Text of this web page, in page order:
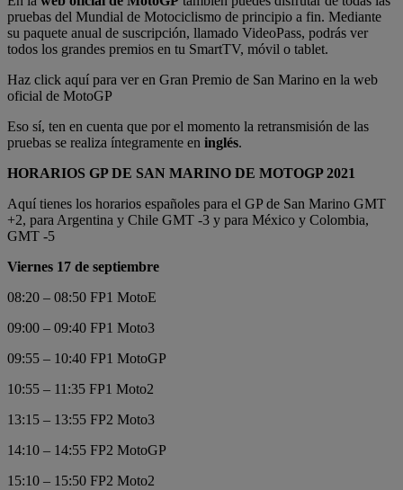
pruebas del Mundial de Motociclismo de principio a fin. Mediante
su paquete anual de suscripción, llamado VideoPass, podrás ver
todos los grandes premios en tu SmartTV, móvil o tablet.
Haz click aquí para ver en Gran Premio de San Marino en la web
oficial de MotoGP
Eso sí, ten en cuenta que por el momento la retransmisión de las
pruebas se realiza íntegramente en inglés.
HORARIOS GP DE SAN MARINO DE MOTOGP 2021
Aquí tienes los horarios españoles para el GP de San Marino GMT
+2, para Argentina y Chile GMT -3 y para México y Colombia,
GMT -5
Viernes 17 de septiembre
08:20 – 08:50 FP1 MotoE
09:00 – 09:40 FP1 Moto3
09:55 – 10:40 FP1 MotoGP
10:55 – 11:35 FP1 Moto2
13:15 – 13:55 FP2 Moto3
14:10 – 14:55 FP2 MotoGP
15:10 – 15:50 FP2 Moto2